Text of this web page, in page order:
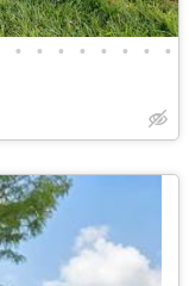
• • • • • • • •